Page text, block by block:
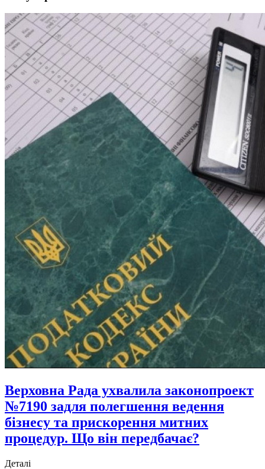
Верховна Рада ухвалила законопроект
№7190 задля полегшення ведення
бізнесу та прискорення митних
процедур. Що він передбачає?
Деталі